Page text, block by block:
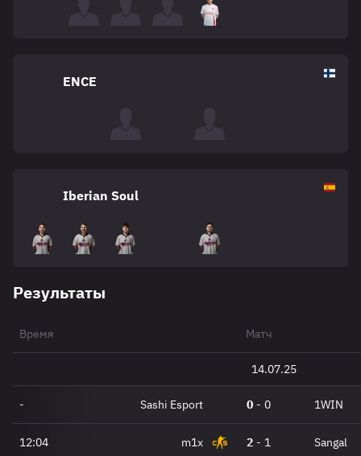
ENCE
Iberian Soul
Результаты
Время Матч
14.07.25
- Sashi Esport 0 - 0 1WIN
12:04 m1x 2 - 1 Sangal